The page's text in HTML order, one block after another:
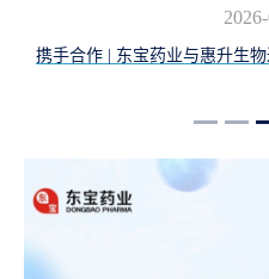
携手合作 | 东宝药业与惠升生